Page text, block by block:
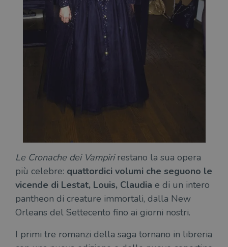
Le Cronache dei Vampirirestano la sua opera
più celebre: quattordici volumi che seguono le
vicende di Lestat, Louis, Claudia e di un intero
pantheon di creature immortali, dalla New
Orleans del Settecento fino ai giorni nostri.
I primi tre romanzi della saga tornano in libreria